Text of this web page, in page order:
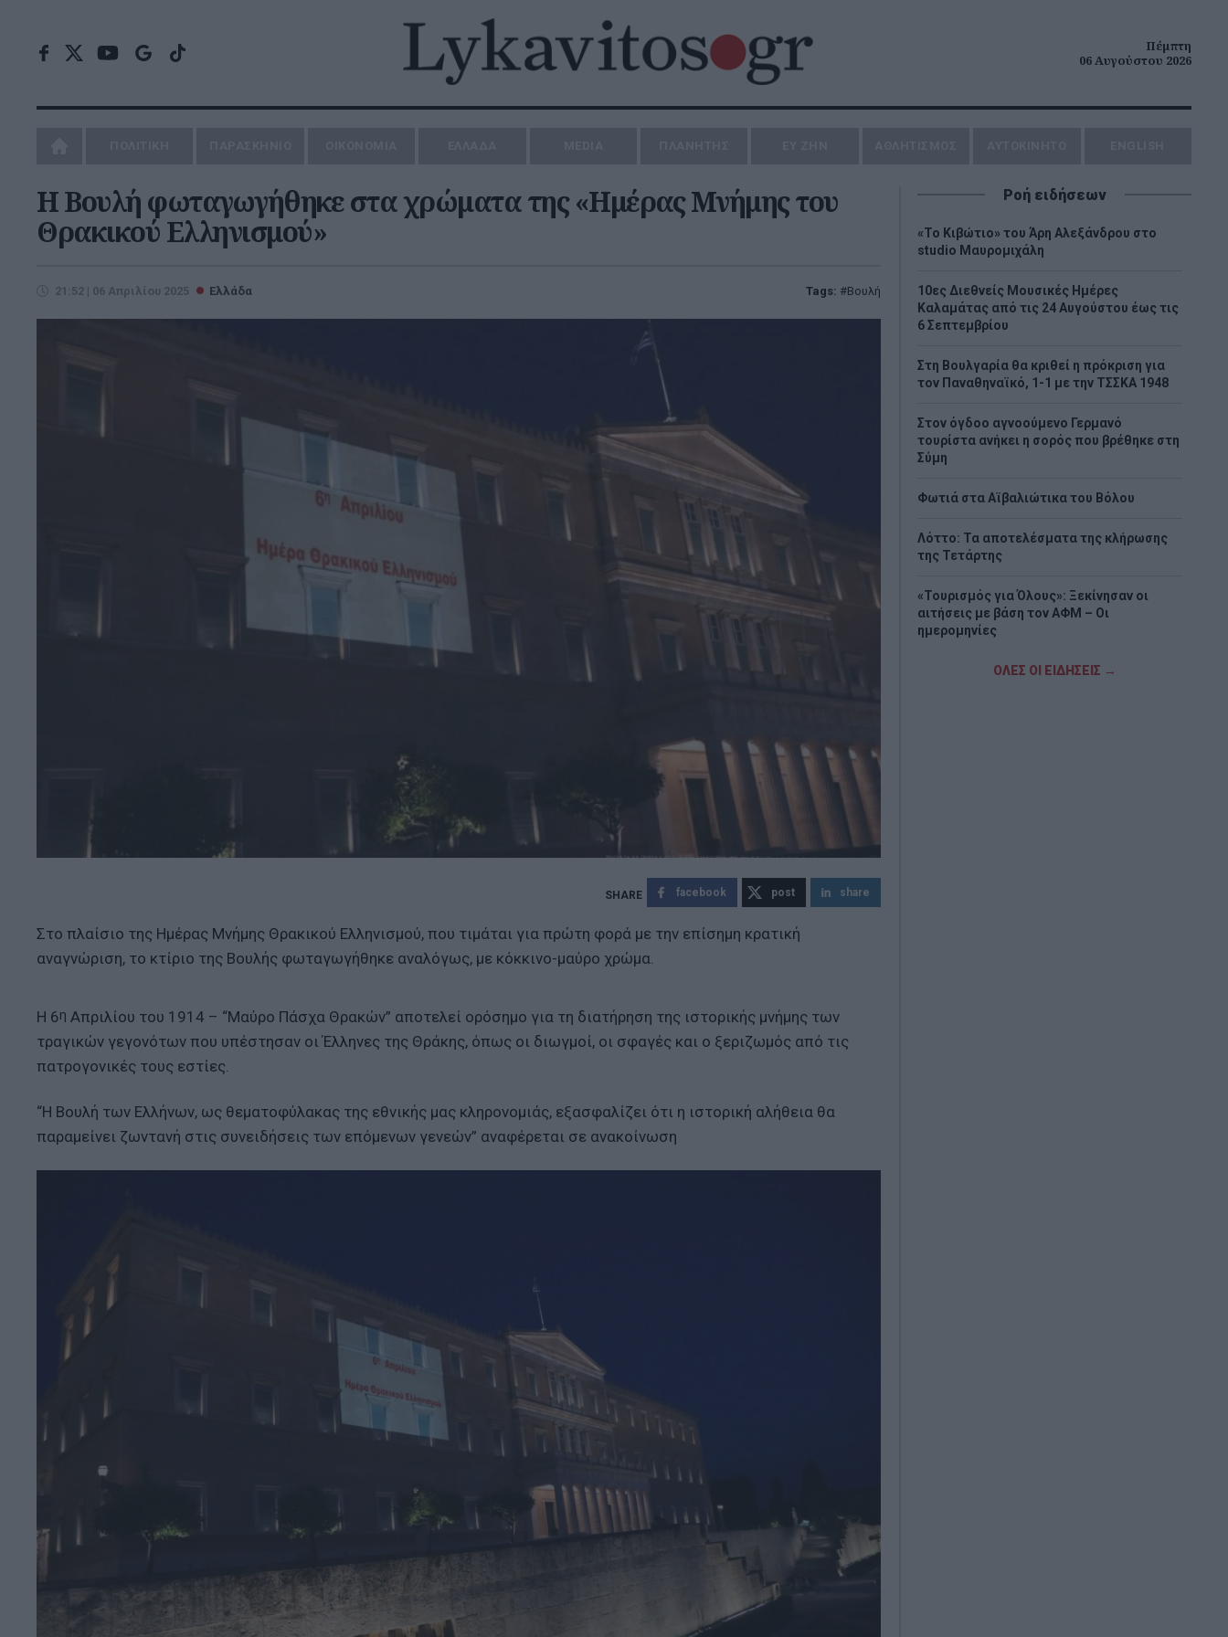
Πέμπτη
06 Αυγούστου 2026
Η Βουλή φωταγωγήθηκε στα χρώματα της «Ημέρας Μνήμης του
Θρακικού Ελληνισμού»
21:52 | 06 Απριλίου 2025 Ελλάδα Tags: Βουλή
facebook post share
Στο πλαίσιο της Ημέρας Μνήμης Θρακικού Ελληνισμού, που τιμάται για πρώτη φορά με την επίσημη κρατική
αναγνώριση, το κτίριο της Βουλής φωταγωγήθηκε αναλόγως, με κόκκινο-μαύρο χρώμα.
Η 6η Απριλίου του 1914 – “Μαύρο Πάσχα Θρακών” αποτελεί ορόσημο για τη διατήρηση της ιστορικής μνήμης των
τραγικών γεγονότων που υπέστησαν οι Έλληνες της Θράκης, όπως οι διωγμοί, οι σφαγές και ο ξεριζωμός από τις
πατρογονικές τους εστίες.
“Η Βουλή των Ελλήνων, ως θεματοφύλακας της εθνικής μας κληρονομιάς, εξασφαλίζει ότι η ιστορική αλήθεια θα
παραμείνει ζωντανή στις συνειδήσεις των επόμενων γενεών” αναφέρεται σε ανακοίνωση
Ροή ειδήσεων
«Το Κιβώτιο» του Άρη Αλεξάνδρου στο
studio Μαυρομιχάλη
10ες Διεθνείς Μουσικές Ημέρες
Καλαμάτας από τις 24 Αυγούστου έως τις
6 Σεπτεμβρίου
Στη Βουλγαρία θα κριθεί η πρόκριση για
τον Παναθηναϊκό, 1-1 με την ΤΣΣΚΑ 1948
Στον όγδοο αγνοούμενο Γερμανό
τουρίστα ανήκει η σορός που βρέθηκε στη
Σύμη
Φωτιά στα Αϊβαλιώτικα του Βόλου
Λόττο: Τα αποτελέσματα της κλήρωσης
της Τετάρτης
«Τουρισμός για Όλους»: Ξεκίνησαν οι
αιτήσεις με βάση τον ΑΦΜ – Οι
ημερομηνίες
Μείωση φορολογίας, εκπτώσεις στον
ΟΛΕΣ ΟΙ ΕΙΔΗΣΕΙΣ →